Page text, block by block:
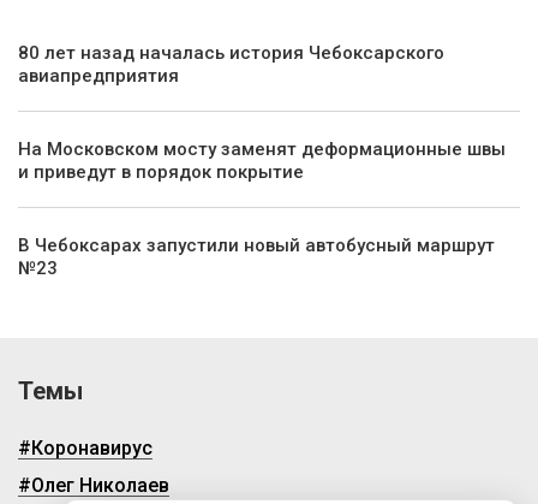
80 лет назад началась история Чебоксарского
авиапредприятия
На Московском мосту заменят деформационные швы
и приведут в порядок покрытие
В Чебоксарах запустили новый автобусный маршрут
№23
Темы
#Коронавирус
#Олег Николаев